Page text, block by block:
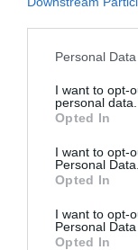
Personal
I want to opt-
personal data.
Opted In
I want to opt-
Personal Data.
Opted In
I want to opt-
Personal
Opted In